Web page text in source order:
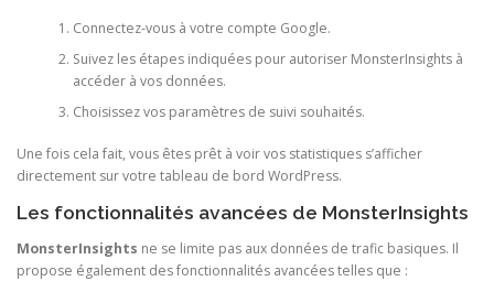
Connectez-vous à votre compte Google.
Suivez les étapes indiquées pour autoriser MonsterInsights à
accéder à vos données.
Choisissez vos paramètres de suivi souhaités.
Une fois cela fait, vous êtes prêt à voir vos statistiques s’afficher
directement sur votre tableau de bord WordPress.
Les fonctionnalités avancées de MonsterInsights
MonsterInsights ne se limite pas aux données de trafic basiques. Il
propose également des fonctionnalités avancées telles que :